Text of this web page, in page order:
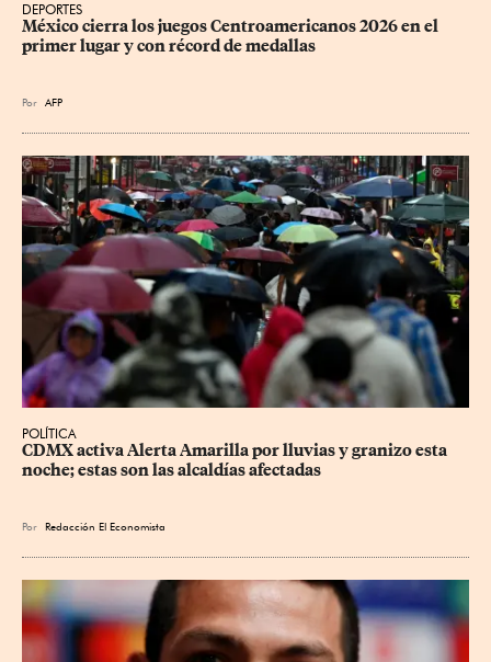
DEPORTES
México cierra los juegos Centroamericanos 2026 en el
primer lugar y con récord de medallas
Por AFP
POLÍTICA
CDMX activa Alerta Amarilla por lluvias y granizo esta
noche; estas son las alcaldías afectadas
Por Redacción El Economista